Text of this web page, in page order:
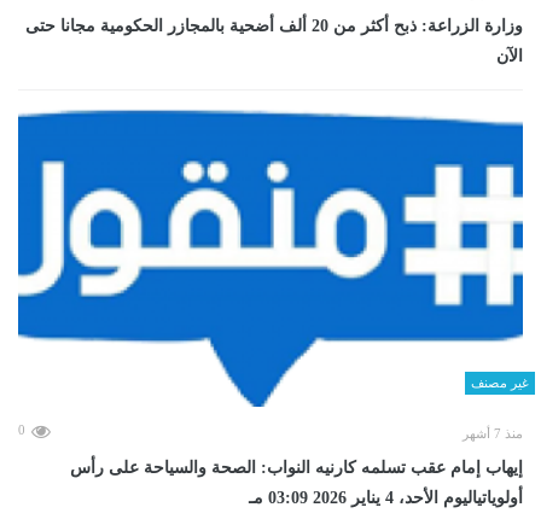
وزارة الزراعة: ذبح أكثر من 20 ألف أضحية بالمجازر الحكومية مجانا حتى
الآن
غير مصنف
منذ 7 أشهر 0
إيهاب إمام عقب تسلمه كارنيه النواب: الصحة والسياحة على رأس
أولوياتياليوم الأحد، 4 يناير 2026 03:09 مـ